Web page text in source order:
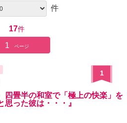
件
17件
1 ページ
1
四畳半の和室で「極上の快楽」を
った彼は・・・』